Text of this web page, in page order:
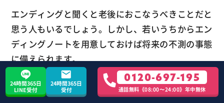
エンディングと聞くと老後におこなうべきことだと
思う人もいるでしょう。しかし、若いうちからエン
ディングノートを用意しておけば将来の不測の事態
に備えられます。
老後でなくても、早めの段階で用意しておきましょ
う。
24時間365日
LINE受付
24時間365日
受付
0120-697-195
通話無料《08:00〜24:00》年中無休